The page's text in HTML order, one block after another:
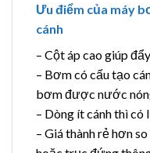
Ưu điểm của máy
cánh
– Cột áp cao giúp
– Bơm có cấu tạo
bơm được nước
– Dòng ít cánh thì
– Giá thành rẻ hơn